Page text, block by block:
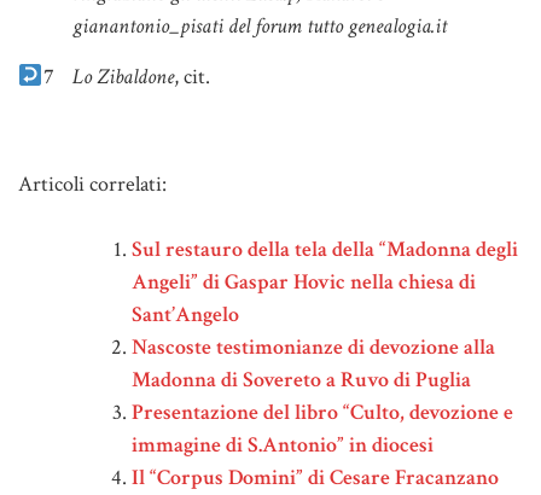
gianantonio_pisati del forum tutto genealogia.it
7
Lo Zibaldone, cit.
Articoli correlati:
Sul restauro della tela della “Madonna degli
Angeli” di Gaspar Hovic nella chiesa di
Sant’Angelo
Nascoste testimonianze di devozione alla
Madonna di Sovereto a Ruvo di Puglia
Presentazione del libro “Culto, devozione e
immagine di S.Antonio” in diocesi
Il “Corpus Domini” di Cesare Fracanzano